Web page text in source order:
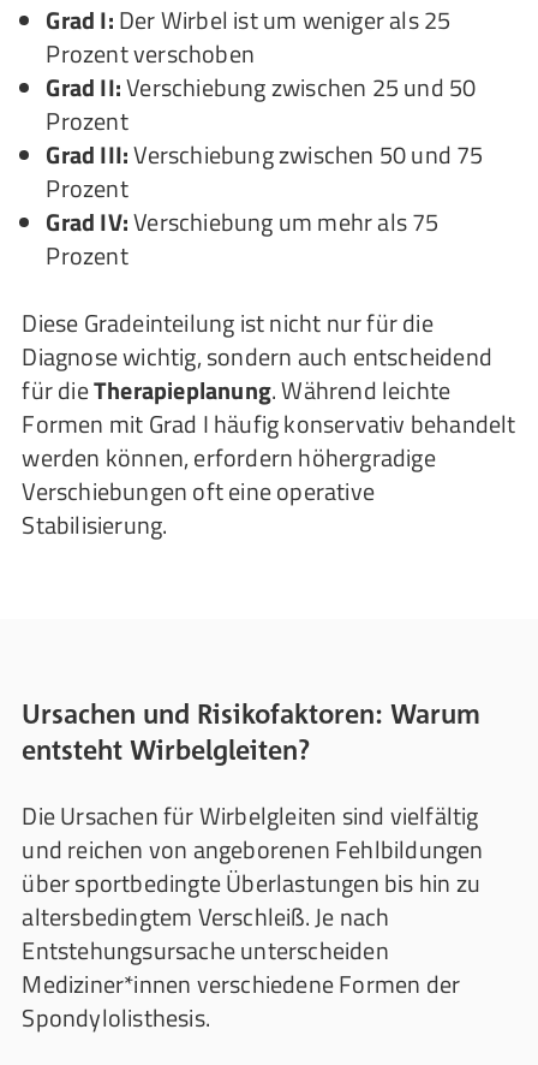
Grad I:Der Wirbel ist um weniger als 25
Prozent verschoben
Grad II:Verschiebung zwischen 25 und 50
Prozent
Grad III:Verschiebung zwischen 50 und 75
Prozent
Grad IV:Verschiebung um mehr als 75
Prozent
Diese Gradeinteilung ist nicht nur für die
Diagnose wichtig, sondern auch entscheidend
für dieTherapieplanung. Während leichte
Formen mit Grad I häufig konservativ behandelt
werden können, erfordern höhergradige
Verschiebungen oft eine operative
Stabilisierung.
Ursachen und Risikofaktoren: Warum
entsteht Wirbelgleiten?
Die Ursachen für Wirbelgleiten sind vielfältig
und reichen von angeborenen Fehlbildungen
über sportbedingte Überlastungen bis hin zu
altersbedingtem Verschleiß. Je nach
Entstehungsursache unterscheiden
Mediziner*innen verschiedene Formen der
Spondylolisthesis.